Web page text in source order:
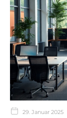
29. Januar 2025